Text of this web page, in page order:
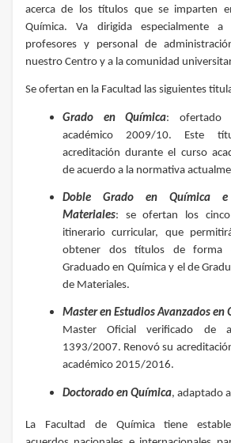
acerca de los títulos que se imparten
Química. Va dirigida especialmente a
profesores y personal de
nuestro Centro y a la comunidad
Se ofertan en la Facultad las siguientes
Grado en Química: ofertado
académico 2009/10. Este
acreditación durante el curso
de acuerdo a la normativa
Doble Grado en Química
Materiales: se ofertan los
itinerario curricular, que
obtener dos títulos de forma
Graduado en Química y el de
de Materiales.
Master en Estudios Avanzados en
Master Oficial verificado de
1393/2007. Renovó su
académico 2015/2016.
Doctorado en Química, adaptado
La Facultad de Química tiene